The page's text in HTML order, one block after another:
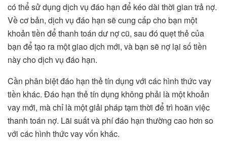
có thể sử dụng dịch vụ đáo hạn để kéo dài thời gian trả nợ.
Về cơ bản, dịch vụ đáo hạn sẽ cung cấp cho bạn một
khoản tiền để thanh toán dư nợ cũ, sau đó quẹt thẻ của
bạn để tạo ra một giao dịch mới, và bạn sẽ nợ lại số tiền
này cho dịch vụ đáo hạn.
Cần phân biệt đáo hạn thẻ tín dụng với các hình thức vay
tiền khác. Đáo hạn thẻ tín dụng không phải là một khoản
vay mới, mà chỉ là một giải pháp tạm thời để trì hoãn việc
thanh toán nợ. Lãi suất và phí đáo hạn thường cao hơn so
với các hình thức vay vốn khác.